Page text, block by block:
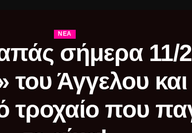
ΝΈΑ
σήμερα 11/
του Άγγελου και
τροχαίο που